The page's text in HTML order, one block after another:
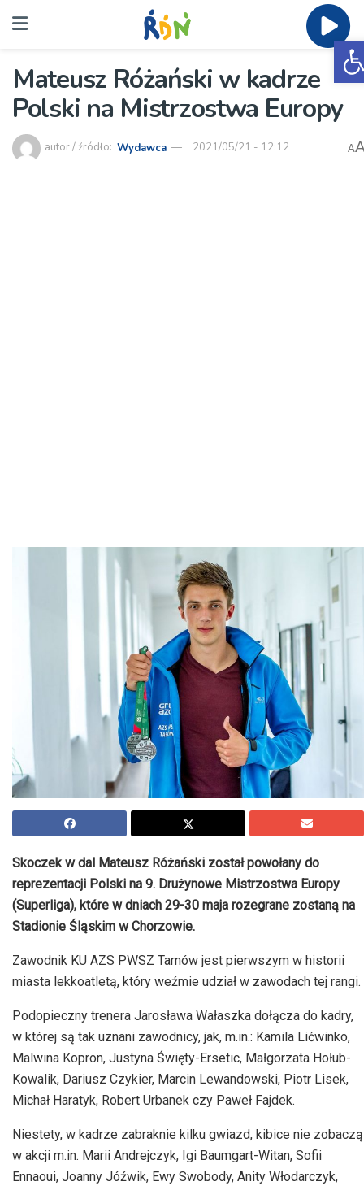
Mateusz Różański w kadrze
Polski na Mistrzostwa Europy
autor / źródło: Wydawca 2021/05/21 - 12:12 A
Skoczek w dal Mateusz Różański został powołany do
reprezentacji Polski na 9. Drużynowe Mistrzostwa Europy
(Superliga), które w dniach 29-30 maja rozegrane zostaną na
Stadionie Śląskim w Chorzowie.
Zawodnik KU AZS PWSZ Tarnów jest pierwszym w historii
miasta lekkoatletą, który weźmie udział w zawodach tej rangi.
Podopieczny trenera Jarosława Wałaszka dołącza do kadry,
w której są tak uznani zawodnicy, jak, m.in.: Kamila Lićwinko,
Malwina Kopron, Justyna Święty-Ersetic, Małgorzata Hołub-
Kowalik, Dariusz Czykier, Marcin Lewandowski, Piotr Lisek,
Michał Haratyk, Robert Urbanek czy Paweł Fajdek.
Niestety, w kadrze zabraknie kilku gwiazd, kibice nie zobaczą
w akcji m.in. Marii Andrejczyk, Igi Baumgart-Witan, Sofii
Ennaoui, Joanny Jóźwik, Ewy Swobody, Anity Włodarczyk,